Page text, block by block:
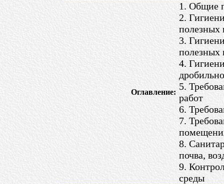
Оглавление:
1. Общие
2.
полезных
3.
полезных
4.
5.
работ
6.
7.
8.
почва,
9.
среды